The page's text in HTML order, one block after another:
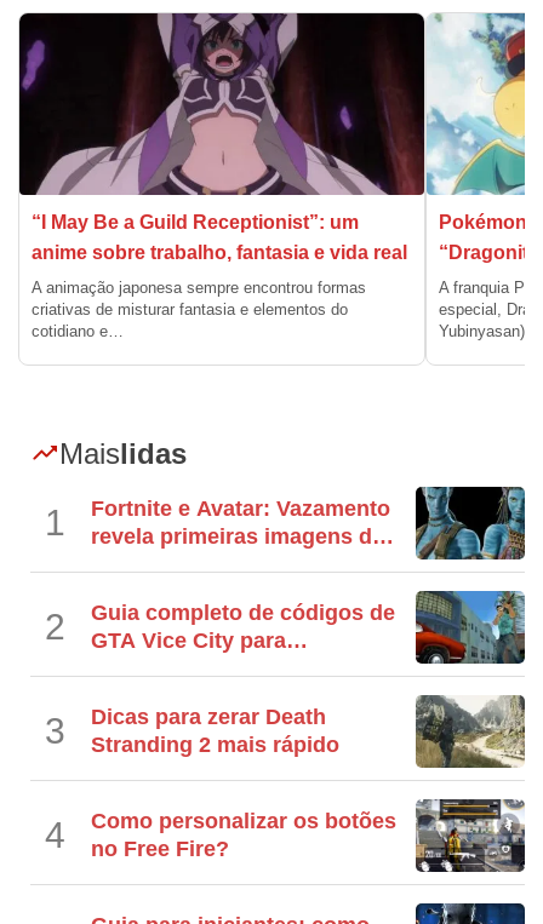
“I May Be a Guild Receptionist”: um
anime sobre trabalho, fantasia e vida real
A animação japonesa sempre encontrou formas
criativas de misturar fantasia e elementos do
cotidiano e…
Pokémon
A franquia
especial,
Maislidas
1
Fortnite e Avatar: Vazamento
revela primeiras imagens das
2
Guia completo de códigos de
GTA Vice City para
3
Dicas para zerar Death
Stranding 2 mais rápido
4
Como personalizar os botões
no Free Fire?